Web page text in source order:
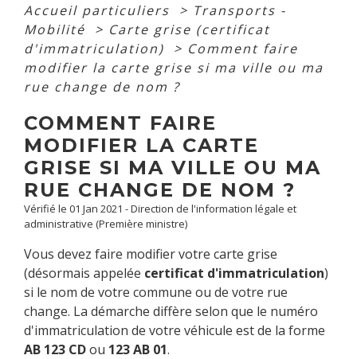
Accueil particuliers > Transports -
Mobilité
> Carte grise (certificat
d'immatriculation)
> Comment faire
modifier la carte grise si ma ville ou ma
rue change de nom ?
COMMENT FAIRE
MODIFIER LA CARTE
GRISE SI MA VILLE OU MA
RUE CHANGE DE NOM ?
Vérifié le 01 Jan 2021 - Direction de l'information légale et
administrative (Première ministre)
Vous devez faire modifier votre carte grise
(désormais appelée certificat d'immatriculation)
si le nom de votre commune ou de votre rue
change. La démarche diffère selon que le numéro
d'immatriculation de votre véhicule est de la forme
AB 123 CDou 123 AB 01.